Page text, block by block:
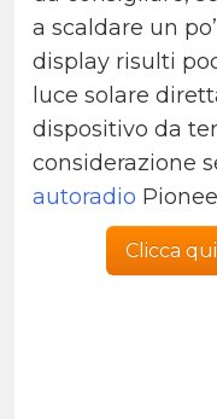
a scaldare un
display risulti
luce solare
dispositivo da
considerazione
autoradio
Clicca